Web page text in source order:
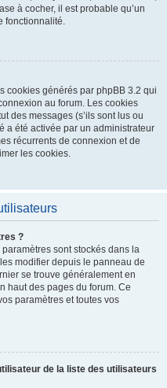
à cocher, il est probable qu’un
fonctionnalité.
cookies générés par phpBB 3.2 qui
au forum. Les cookies
des messages (s’ils sont lus ou
a été activée par un administrateur
récurrents de connexion et de
les cookies.
?
sont stockés dans la
modifier depuis le panneau de
se trouve généralement en
haut des pages du forum. Ce
paramètres et toutes vos
de la liste des utilisateurs